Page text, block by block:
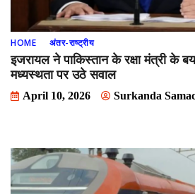
HOME अंतर-राष्ट्रीय
इजरायल ने पाकिस्तान के रक्षा मंत्री के
मध्यस्थता पर उठे सवाल
April 10, 2026 Surkanda